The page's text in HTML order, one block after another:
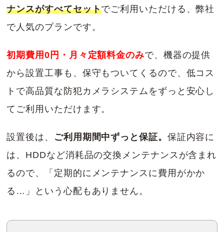
ナンスがすべてセットでご利用いただける、弊社
で人気のプランです。
初期費用0円・月々定額料金のみで、機器の提供
から設置工事も、保守もついてくるので、低コス
トで高品質な防犯カメラシステムをずっと安心し
てご利用いただけます。
設置後は、 ご利用期間中ずっと保証。 保証内容に
は、HDDなど消耗品の交換メンテナンスが含まれ
るので、「定期的にメンテナンスに費用がかか
る…」という心配もありません。